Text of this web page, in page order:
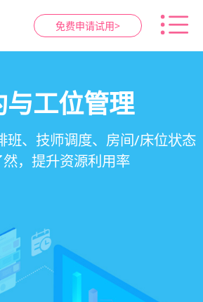
免费申请试用>
生馆管理系统
预约、服务、会员、财务、营
流程数字化管理
营销&锁客
制、精准营销、客户关怀，提
复购率与客单价
与工位管理
班、技师调度、房间/床位状态
，提升资源利用率
案与效果追踪
务方案执行、效果对比，数据
展示服务价值